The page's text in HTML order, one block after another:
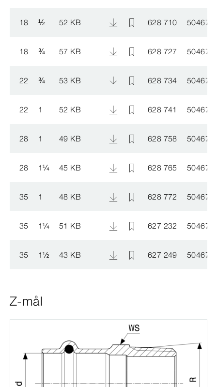
18 ½ 52 KB 628 710
18 ¾ 57 KB 628 727
22 ¾ 53 KB 628 734
22 1 52 KB 628 741
28 1 49 KB 628 758
28 1¼ 45 KB 628 765
35 1 48 KB 628 772
35 1¼ 51 KB 627 232
35 1½ 43 KB 627 249
Z-mål